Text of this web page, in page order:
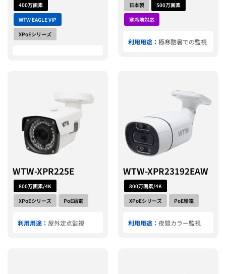
400万画素
WTW EAGLE VIP
XPoEシリーズ
日本製
500万画素
寒冷地対応
利用用途： 極寒酷暑での監視
WTW-XPR225E
800万画素/4K
XPoEシリーズ
PoE給電
利用用途： 屋外定点監視
WTW-XPR23192EAW
800万画素/4K
XPoEシリーズ
PoE給電
利用用途： 夜間カラー監視